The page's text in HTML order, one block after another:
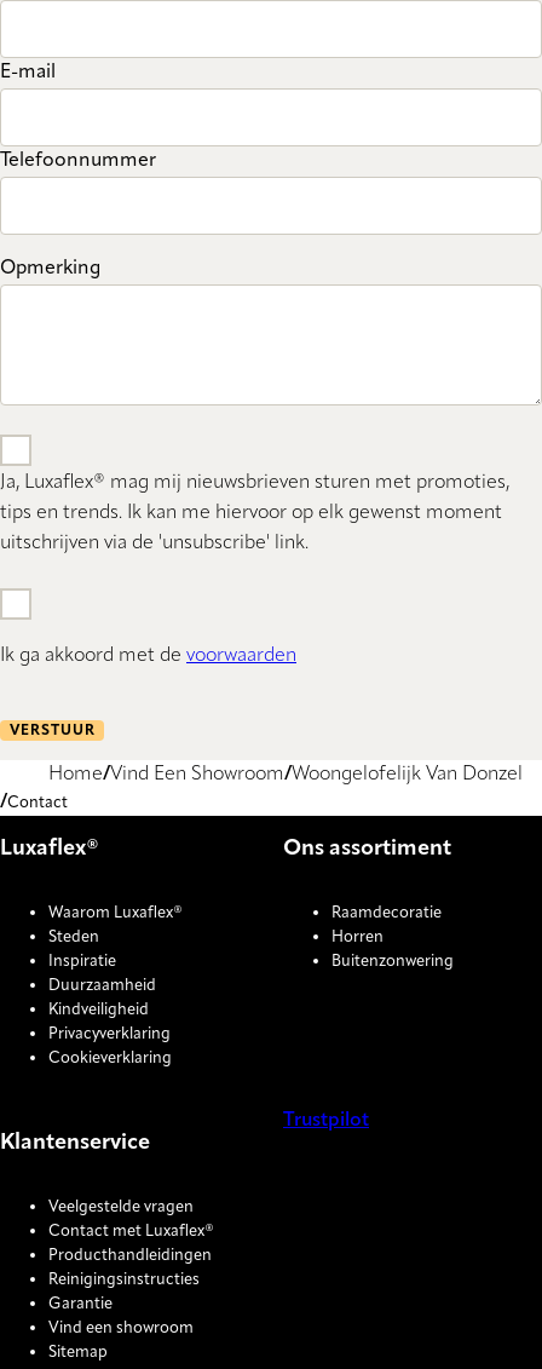
E-mail
Telefoonnummer
Opmerking
Ja, Luxaflex® mag mij nieuwsbrieven sturen met promoties,
tips en trends. Ik kan me hiervoor op elk gewenst moment
uitschrijven via de 'unsubscribe' link.
Ik ga akkoord met de voorwaarden
VERSTUUR
Home Vind Een Showroom Woongelofelijk Van Donzel
Contact
Luxaflex®
Waarom Luxaflex®
Steden
Inspiratie
Duurzaamheid
Kindveiligheid
Privacyverklaring
Cookieverklaring
Ons assortiment
Raamdecoratie
Horren
Buitenzonwering
Klantenservice
Veelgestelde vragen
Contact met Luxaflex®
Producthandleidingen
Reinigingsinstructies
Garantie
Vind een showroom
Sitemap
Trustpilot